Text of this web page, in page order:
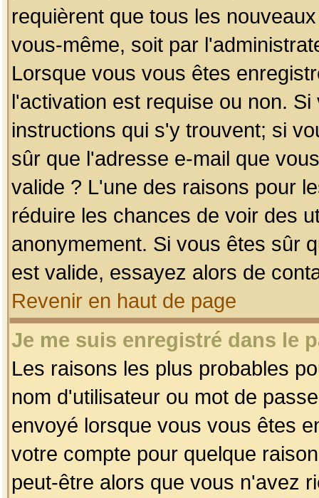
requièrent que tous les
vous-même, soit par
Lorsque vous vous êtes
l'activation est requise ou non.
instructions qui s'y trouvent; si
sûr que l'adresse e-mail que
valide ? L'une des raisons pour
réduire les chances de voir des
anonymement. Si vous êtes sûr
est valide, essayez alors de
Revenir en haut de page
Je me suis enregistré dans le
Les raisons les plus probables
nom d'utilisateur ou mot de
envoyé lorsque vous vous êtes
votre compte pour quelque
peut-être alors que vous n'avez